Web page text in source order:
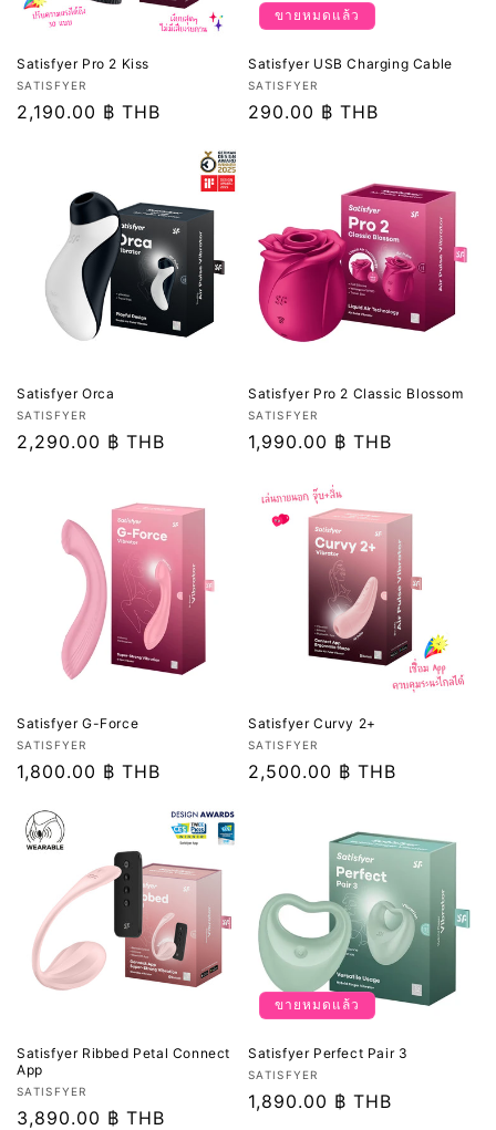
Satisfyer Pro 2 Kiss
เวน
เด
SATISFYER
ราคา
2,190.00 ฿ THB
ขายหมดแล้ว
Satisfyer USB Charging Cable
เวน
เด
SATISFYER
ราคา
290.00 ฿ THB
Satisfyer Orca
เวน
เด
SATISFYER
ราคา
2,290.00 ฿ THB
Satisfyer Pro 2 Classic Blossom
เวน
เด
SATISFYER
ราคา
1,990.00 ฿ THB
Satisfyer G-Force
เวน
เด
SATISFYER
ราคา
1,800.00 ฿ THB
Satisfyer Curvy 2+
เวน
เด
SATISFYER
ราคา
2,500.00 ฿ THB
Satisfyer Ribbed Petal Connect
App
เวน
เด
SATISFYER
ราคา
3,890.00 ฿ THB
ขายหมดแล้ว
Satisfyer Perfect Pair 3
เวน
เด
SATISFYER
ราคา
1,890.00 ฿ THB